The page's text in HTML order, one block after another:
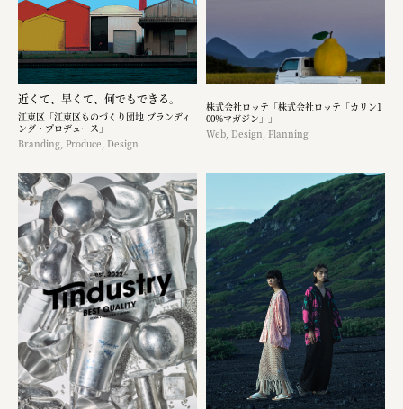
近くて、早くて、何でもできる。
江東区「江東区ものづくり団地 ブランディ
ング・プロデュース」
Branding, Produce, Design
株式会社ロッテ「株式会社ロッテ「カリン1
00%マガジン」」
Web, Design, Planning